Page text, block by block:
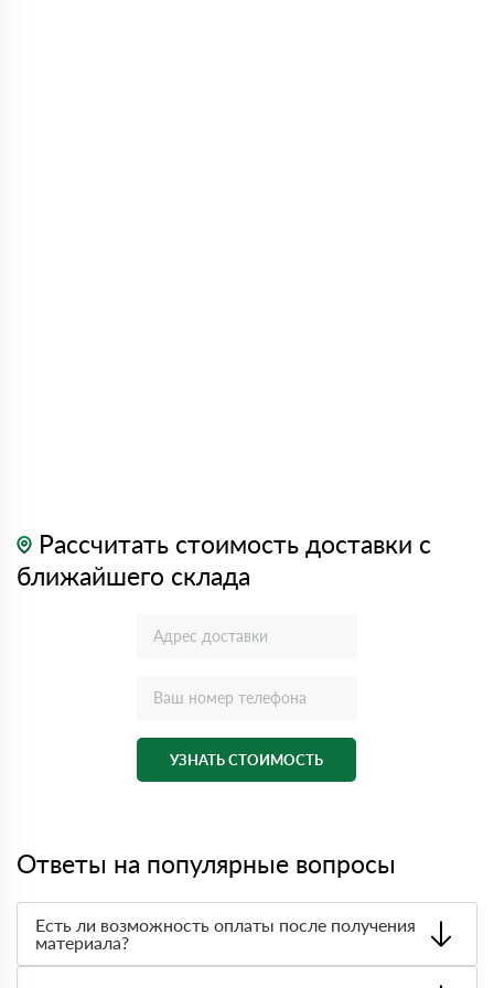
Рассчитать стоимость доставки с
ближайшего склада
УЗНАТЬ СТОИМОСТЬ
Ответы на популярные вопросы
Есть ли возможность оплаты после получения
материала?